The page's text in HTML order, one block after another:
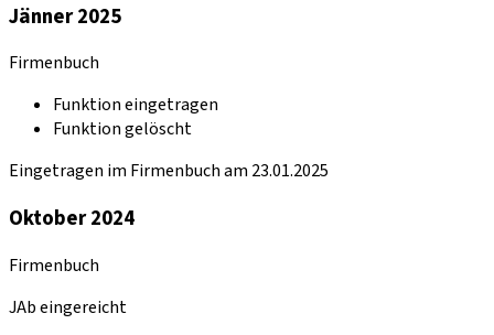
Jänner 2025
Firmenbuch
Funktion eingetragen
Funktion gelöscht
Eingetragen im Firmenbuch am 23.01.2025
Oktober 2024
Firmenbuch
JAb eingereicht